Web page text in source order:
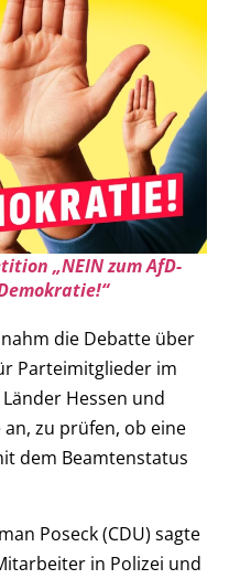
„NEIN zum AfD-
die Debatte über
Parteimitglieder im
Hessen und
zu prüfen, ob eine
dem Beamtenstatus
Poseck (CDU) sagte
in Polizei und